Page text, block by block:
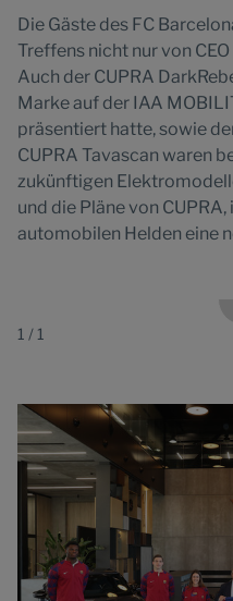
Die Gäste des FC
Treffens nicht nur von
Auch der CUPRA
Marke auf der IAA
präsentiert hatte, sowie
CUPRA Tavascan waren
zukünftigen
und die Pläne von
automobilen Helden eine
1 / 1